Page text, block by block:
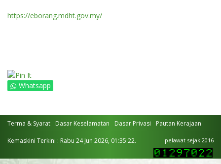
https://eborang.mdht.gov.my/
Whatsapp
Terma & Syarat Dasar Keselamatan Dasar Privasi Pautan Kerajaan
Kemaskini Terkini : Rabu 24 Jun 2026, 01:35:22. pelawat sejak 2016